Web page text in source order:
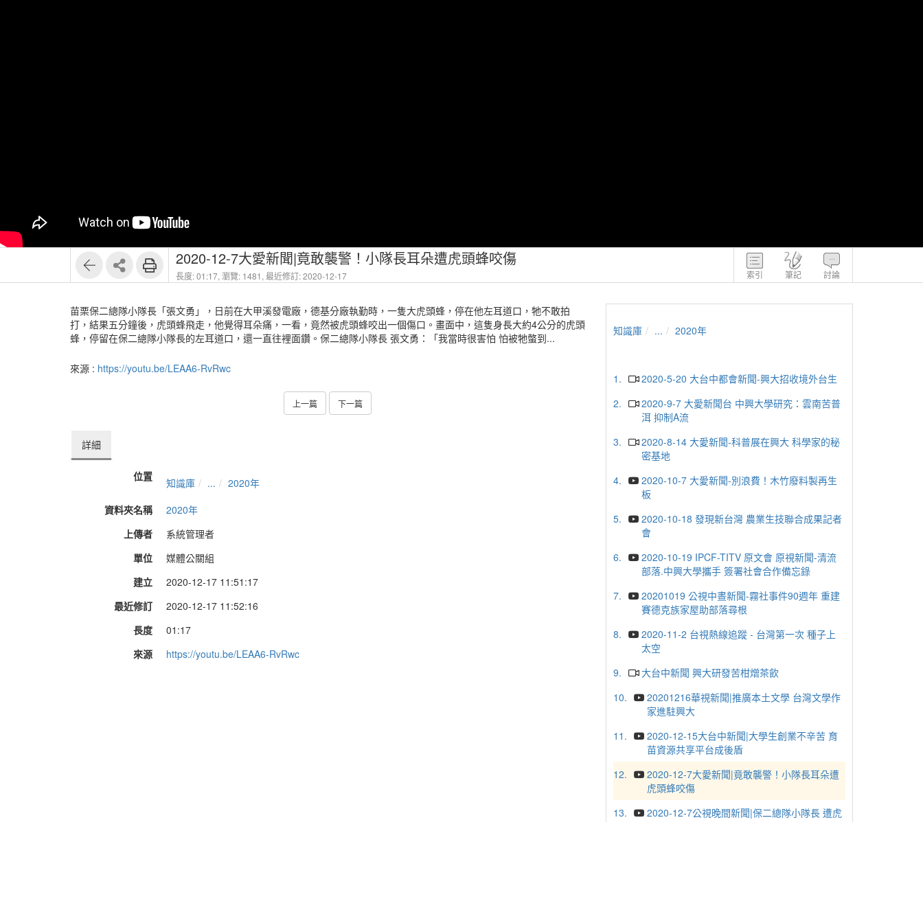
索引 筆記 討論
2020-12-7大愛新聞|竟敢襲警！小隊長耳朵遭虎頭蜂咬傷
長度: 01:17, 瀏覽: 1481, 最近修訂: 2020-12-17
苗栗保二總隊小隊長「張文勇」，日前在大甲溪發電廠，德基分廠執勤時，一隻大虎頭蜂，停在他左耳道口，牠不敢拍
打，結果五分鐘後，虎頭蜂飛走，他覺得耳朵痛，一看，竟然被虎頭蜂咬出一個傷口。畫面中，這隻身長大約4公分的虎頭
蜂，停留在保二總隊小隊長的左耳道口，還一直往裡面鑽。保二總隊小隊長 張文勇：「我當時很害怕 怕被牠螫到...
來源 : https://youtu.be/LEAA6-RvRwc
上一篇 下一篇
詳細
位置 知識庫 ...
2020年
資料夾名稱
2020年
上傳者
系統管理者
單位
媒體公關組
建立
2020-12-17 11:51:17
最近修訂
2020-12-17 11:52:16
長度
01:17
來源
https://youtu.be/LEAA6-RvRwc
知識庫 ... 2020年
1.
2020-5-20 大台中都會新聞-興大招收境外台生
2.
2020-9-7 大愛新聞台 中興大學研究：雲南苦普
洱 抑制A流
3.
2020-8-14 大愛新聞-科普展在興大 科學家的秘
密基地
4.
2020-10-7 大愛新聞-別浪費！木竹廢料製再生
板
5.
2020-10-18 發現新台灣 農業生技聯合成果記者
會
6.
2020-10-19 IPCF-TITV 原文會 原視新聞-清流
部落.中興大學攜手 簽署社會合作備忘錄
7.
20201019 公視中晝新聞-霧社事件90週年 重建
賽德克族家屋助部落尋根
8.
2020-11-2 台視熱線追蹤 - 台灣第一次 種子上
太空
9.
大台中新聞 興大研發苦柑熷茶飲
10.
20201216華視新聞|推廣本土文學 台灣文學作
家進駐興大
11.
2020-12-15大台中新聞|大學生創業不辛苦 育
苗資源共享平台成後盾
12.
2020-12-7大愛新聞|竟敢襲警！小隊長耳朵遭
虎頭蜂咬傷
13.
2020-12-7公視晚間新聞|保二總隊小隊長 遭虎